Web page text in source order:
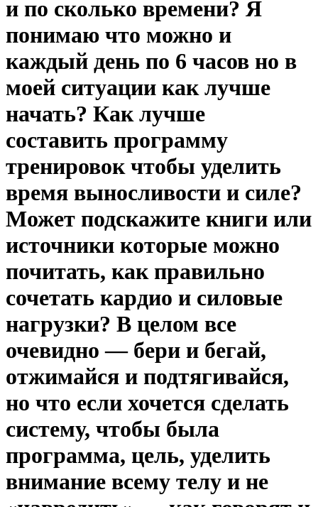
и по сколько времени? Я
понимаю что можно и
каждый день по 6 часов но в
моей ситуации как лучше
начать? Как лучше
составить программу
тренировок чтобы уделить
время выносливости и силе?
Может подскажите книги или
источники которые можно
почитать, как правильно
сочетать кардио и силовые
нагрузки? В целом все
очевидно — бери и бегай,
отжимайся и подтягивайся,
но что если хочется сделать
систему, чтобы была
программа, цель, уделить
внимание всему телу и не